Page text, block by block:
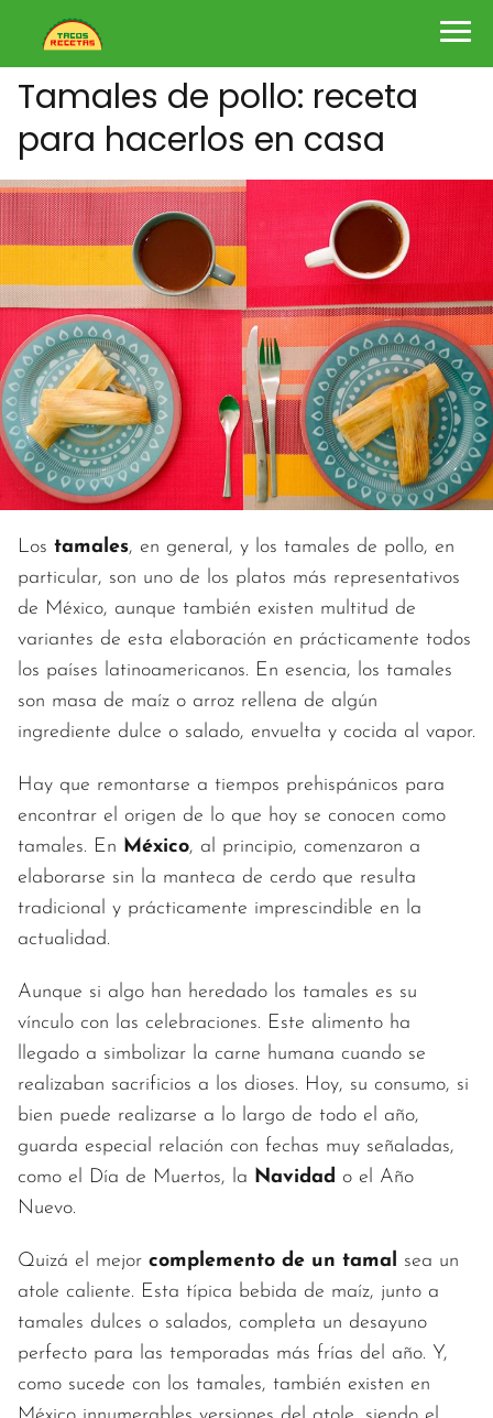
Tamales de pollo: receta
para hacerlos en casa
Los tamales, en general, y los tamales de pollo, en
particular, son uno de los platos más representativos
de México, aunque también existen multitud de
variantes de esta elaboración en prácticamente todos
los países latinoamericanos. En esencia, los tamales
son masa de maíz o arroz rellena de algún
ingrediente dulce o salado, envuelta y cocida al vapor.
Hay que remontarse a tiempos prehispánicos para
encontrar el origen de lo que hoy se conocen como
tamales. En México, al principio, comenzaron a
elaborarse sin la manteca de cerdo que resulta
tradicional y prácticamente imprescindible en la
actualidad.
Aunque si algo han heredado los tamales es su
vínculo con las celebraciones. Este alimento ha
llegado a simbolizar la carne humana cuando se
realizaban sacrificios a los dioses. Hoy, su consumo, si
bien puede realizarse a lo largo de todo el año,
guarda especial relación con fechas muy señaladas,
como el Día de Muertos, la Navidad o el Año
Nuevo.
Quizá el mejor complemento de un tamal sea un
atole caliente. Esta típica bebida de maíz, junto a
tamales dulces o salados, completa un desayuno
perfecto para las temporadas más frías del año. Y,
como sucede con los tamales, también existen en